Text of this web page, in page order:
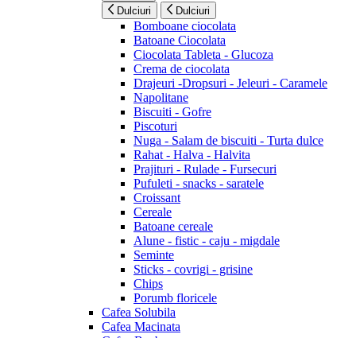
Dulciuri Dulciuri
Bomboane ciocolata
Batoane Ciocolata
Ciocolata Tableta - Glucoza
Crema de ciocolata
Drajeuri -Dropsuri - Jeleuri - Caramele
Napolitane
Biscuiti - Gofre
Piscoturi
Nuga - Salam de biscuiti - Turta dulce
Rahat - Halva - Halvita
Prajituri - Rulade - Fursecuri
Pufuleti - snacks - saratele
Croissant
Cereale
Batoane cereale
Alune - fistic - caju - migdale
Seminte
Sticks - covrigi - grisine
Chips
Porumb floricele
Cafea Solubila
Cafea Macinata